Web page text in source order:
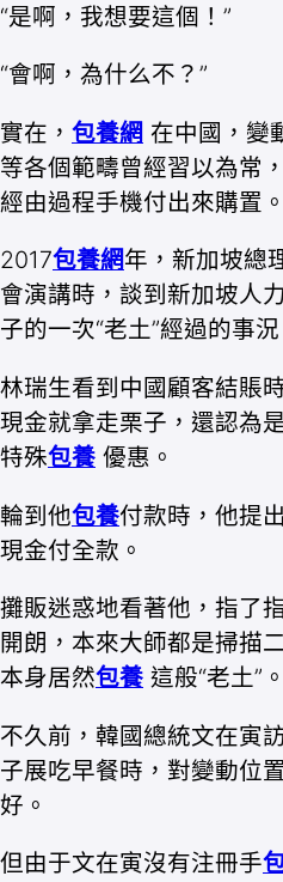
“是啊，我想要這個！”
“會啊，為什么不？”
實在， 包養網 在中國，變
等各個範疇曾經習以為常
經由過程手機付出來購置。
2017包養網年，新加坡總
會演講時，談到新加坡人
子的一次“老土”經過的事況
林瑞生看到中國顧客結賬
現金就拿走栗子，還認為
特殊包養 優惠。
輪到他包養付款時，他提
現金付全款。
攤販迷惑地看著他，指了
開朗，本來大師都是掃描
本身居然包養 這般“老土”。
不久前，韓國總統文在寅
子展吃早餐時，對變動位
好。
但由于文在寅沒有注冊手